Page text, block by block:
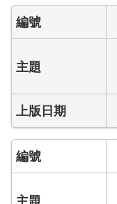
揭
弊
者
護
區
個
人
資